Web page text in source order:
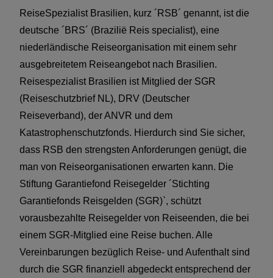
ReiseSpezialist Brasilien, kurz ´RSB´ genannt, ist die
deutsche ´BRS´ (Brazilië Reis specialist), eine
niederländische Reiseorganisation mit einem sehr
ausgebreitetem Reiseangebot nach Brasilien.
Reisespezialist Brasilien ist Mitglied der SGR
(Reiseschutzbrief NL), DRV (Deutscher
Reiseverband), der ANVR und dem
Katastrophenschutzfonds. Hierdurch sind Sie sicher,
dass RSB den strengsten Anforderungen genügt, die
man von Reiseorganisationen erwarten kann. Die
Stiftung Garantiefond Reisegelder ´Stichting
Garantiefonds Reisgelden (SGR)`, schützt
vorausbezahlte Reisegelder von Reiseenden, die bei
einem SGR-Mitglied eine Reise buchen. Alle
Vereinbarungen bezüglich Reise- und Aufenthalt sind
durch die SGR finanziell abgedeckt entsprechend der